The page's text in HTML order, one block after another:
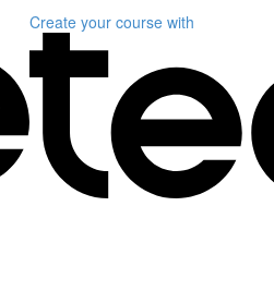
Create your course with